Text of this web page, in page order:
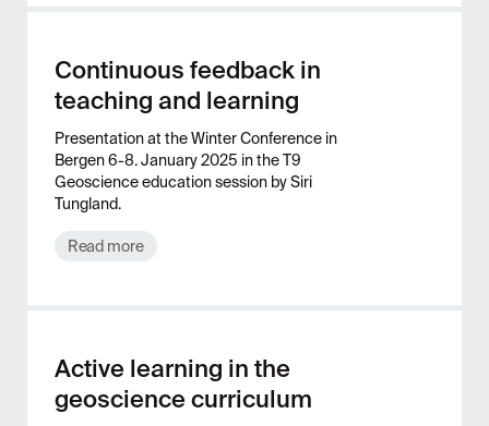
Continuous feedback in
teaching and learning
Presentation at the Winter Conference in
Bergen 6-8. January 2025 in the T9
Geoscience education session by Siri
Tungland.
Read more
Active learning in the
geoscience curriculum